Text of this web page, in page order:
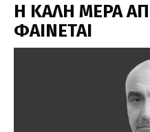
H ΚΑΛΗ ΜΕΡΑ
ΦΑΙΝΕΤΑΙ